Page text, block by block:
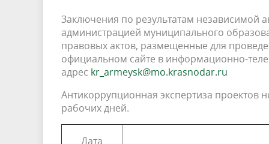
Открытые данные
Административная реформа
Заключения по результатам независимой
администрацией муниципального
правовых актов, размещенные для
официальном сайте в информационно-
адрес kr_armeysk@mo.krasnodar.ru
Антикоррупционная экспертиза проектов
рабочих дней.
Дата